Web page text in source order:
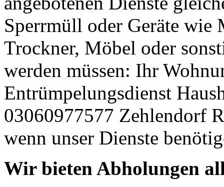
Sperrmüll oder Geräte wie
Trockner, Möbel oder
werden müssen: Ihr
Entrümpelungsdienst
03060977577 Zehlendorf
wenn unser Dienste
Wir bieten Abholungen